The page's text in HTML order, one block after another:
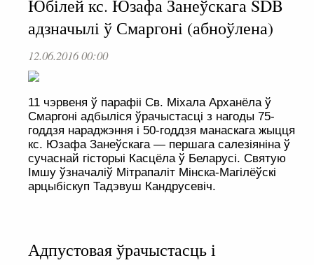
Юбілей кс. Юзафа Занеўскага SDB
адзначылі ў Смаргоні (абноўлена)
12.06.2016 00:00
11 чэрвеня ў парафіі Св. Міхала Арханёла ў
Смаргоні адбыліся ўрачыстасці з нагоды 75-
годдзя нараджэння і 50-годдзя манаскага жыцця
кс. Юзафа Занеўскага — першага салезіяніна ў
сучаснай гісторыі Касцёла ў Беларусі. Святую
Імшу ўзначаліў Мітрапаліт Мінска-Магілёўскі
арцыбіскуп Тадэвуш Кандрусевіч.
Адпустовая ўрачыстасць і